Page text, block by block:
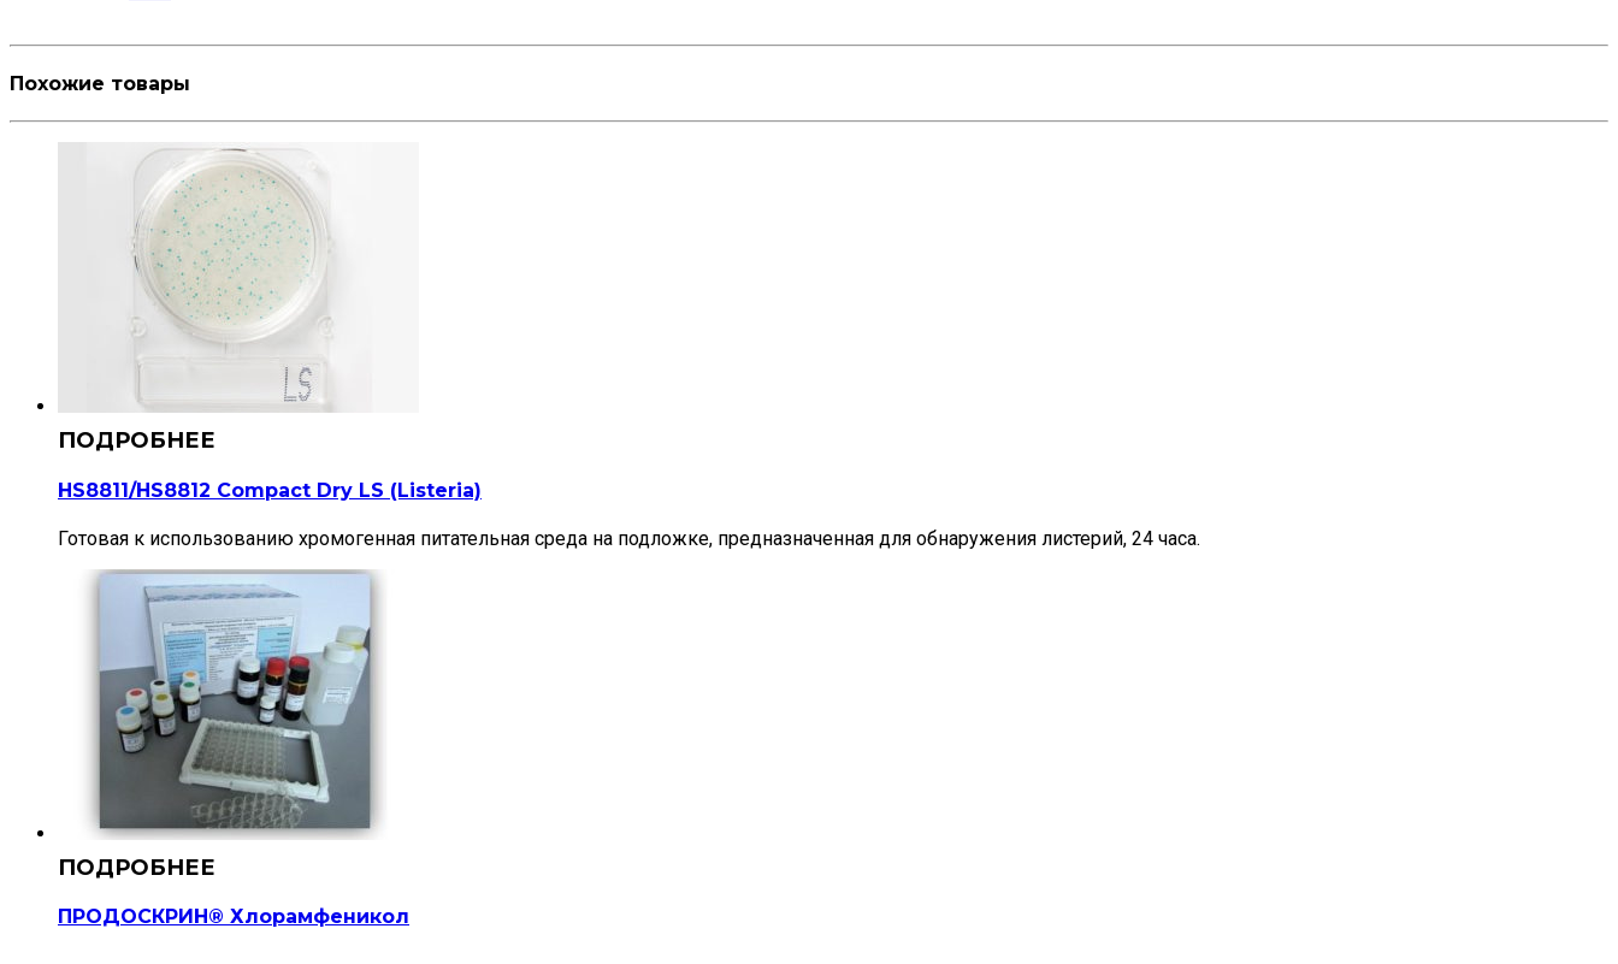
Похожие товары
HS8811/HS8812 Compact Dry LS (Listeria)
Готовая к использованию хромогенная питательная среда на подложке, предназначенная для обнаружения листерий, 24 часа.
ПРОДОСКРИН® Хлорамфеникол